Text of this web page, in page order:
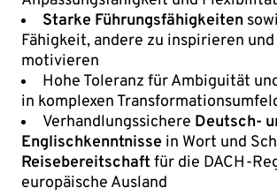
Starke Führungsfähigkeiten
Fähigkeit, andere zu inspirieren und
motivieren
Hohe Toleranz für Ambiguität
in komplexen
Verhandlungssichere Deutsch-
Englischkenntnisse in Wort und
Reisebereitschaftfür die DACH-
europäische Ausland